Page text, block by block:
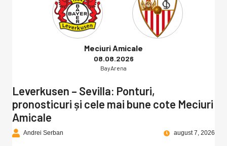
Meciuri Amicale
08.08.2026
BayArena
Leverkusen – Sevilla: Ponturi,
pronosticuri și cele mai bune cote Meciuri
Amicale
Andrei Serban august 7, 2026